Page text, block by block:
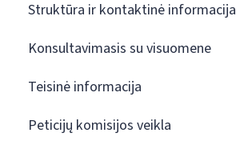
Struktūra ir kontaktinė informacija
Konsultavimasis su visuomene
Teisinė informacija
Peticijų komisijos veikla